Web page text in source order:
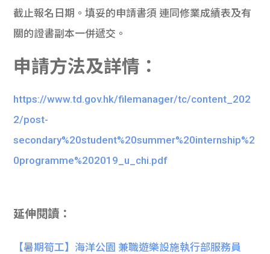
截止報名日期。填妥的申請書須 連同修業成績表及有
關的證書副本一併遞交。
申請方法及詳情：
https://www.td.gov.hk/filemanager/tc/content_202
2/post-
secondary%20student%20summer%20internship%2
0programme%202019_u_chi.pdf
延伸閱讀：
【暑期筍工】海洋公園 兼職遊樂設施執行部服務員